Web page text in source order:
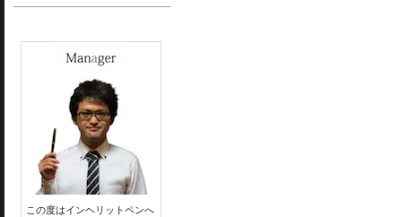
この度はインヘリットペンへ